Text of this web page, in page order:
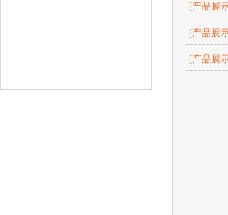
[产品展
[产品展
[产品展